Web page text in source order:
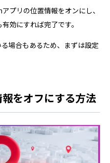
プリの位置情報をオンにし、
効にすれば完了です。
場合もあるため、まずは設定
をオフにする方法